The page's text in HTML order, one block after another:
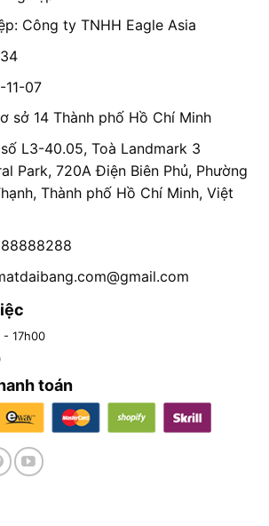
Công ty TNHH Eagle Asia
11-07
sở 14 Thành phố Hồ Chí Minh
L3-40.05, Toà Landmark 3
Park, 720A Điện Biên Phủ, Phường
Thành phố Hồ Chí Minh, Việt
17h00
toán